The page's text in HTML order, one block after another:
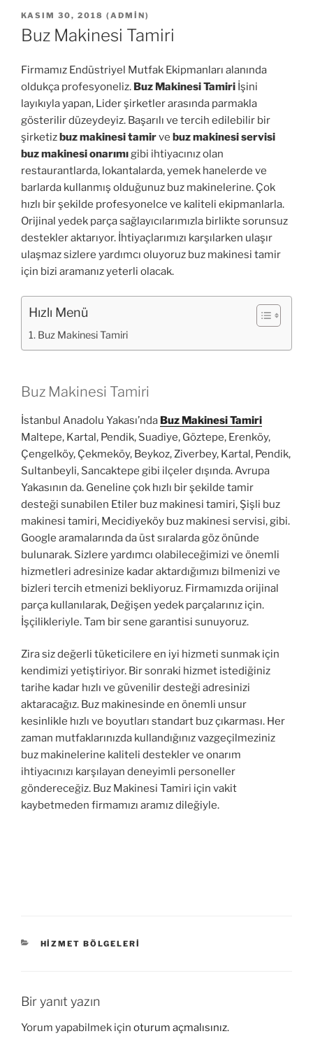
YAYIM
TARIHI
KASIM 30, 2018 ( ADMIN)
Buz Makinesi Tamiri
Firmamız Endüstriyel Mutfak Ekipmanları alanında
oldukça profesyoneliz. Buz Makinesi Tamiri İşini
layıkıyla yapan, Lider şirketler arasında parmakla
gösterilir düzeydeyiz. Başarılı ve tercih edilebilir bir
şirketizbuz makinesi tamirve buz makinesi servisi
buz makinesi onarımıgibi ihtiyacınız olan
restaurantlarda, lokantalarda, yemek hanelerde ve
barlarda kullanmış olduğunuz buz makinelerine. Çok
hızlı bir şekilde profesyonelce ve kaliteli ekipmanlarla.
Orijinal yedek parça sağlayıcılarımızla birlikte sorunsuz
destekler aktarıyor. İhtiyaçlarımızı karşılarken ulaşır
ulaşmaz sizlere yardımcı oluyoruz buz makinesi tamir
için bizi aramanız yeterli olacak.
Hızlı Menü
Buz Makinesi Tamiri
Buz Makinesi Tamiri
İstanbul Anadolu Yakası’nda Buz Makinesi Tamiri
Maltepe, Kartal, Pendik, Suadiye, Göztepe, Erenköy,
Çengelköy, Çekmeköy, Beykoz, Ziverbey, Kartal, Pendik,
Sultanbeyli, Sancaktepe gibi ilçeler dışında. Avrupa
Yakasının da. Geneline çok hızlı bir şekilde tamir
desteği sunabilen Etiler buz makinesi tamiri, Şişli buz
makinesi tamiri, Mecidiyeköy buz makinesi servisi, gibi.
Google aramalarında da üst sıralarda göz önünde
bulunarak. Sizlere yardımcı olabileceğimizi ve önemli
hizmetleri adresinize kadar aktardığımızı bilmenizi ve
bizleri tercih etmenizi bekliyoruz. Firmamızda orijinal
parça kullanılarak, Değişen yedek parçalarınız için.
İşçilikleriyle. Tam bir sene garantisi sunuyoruz.
Zira siz değerli tüketicilere en iyi hizmeti sunmak için
kendimizi yetiştiriyor. Bir sonraki hizmet istediğiniz
tarihe kadar hızlı ve güvenilir desteği adresinizi
aktaracağız. Buz makinesinde en önemli unsur
kesinlikle hızlı ve boyutları standart buz çıkarması. Her
zaman mutfaklarınızda kullandığınız vazgeçilmeziniz
buz makinelerine kaliteli destekler ve onarım
ihtiyacınızı karşılayan deneyimli personeller
göndereceğiz. Buz Makinesi Tamiri için vakit
kaybetmeden firmamızı aramız dileğiyle.
KATEGORILER
HIZMET BÖLGELERI
Bir yanıt yazın
Yorum yapabilmek için oturum açmalısınız.